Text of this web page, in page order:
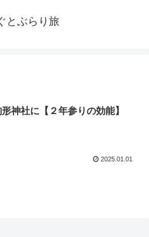
とぶらり旅
神社に【２年参りの効能】
2025.01.01